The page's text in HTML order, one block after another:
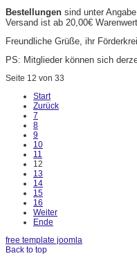
Bestellungen sind unter
Versand ist ab 20,00€
Freundliche Grüße, ihr
PS: Mitglieder können sich
Seite 12 von 33
Start
Zurück
7
8
9
10
11
12
13
14
15
16
Weiter
Ende
free template joomla
Back to top